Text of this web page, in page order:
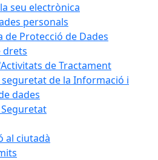
seu electrònica
personals
de Protecció de Dades
drets
de Tractament
seguretat de la Informació i
dades
al ciutadà